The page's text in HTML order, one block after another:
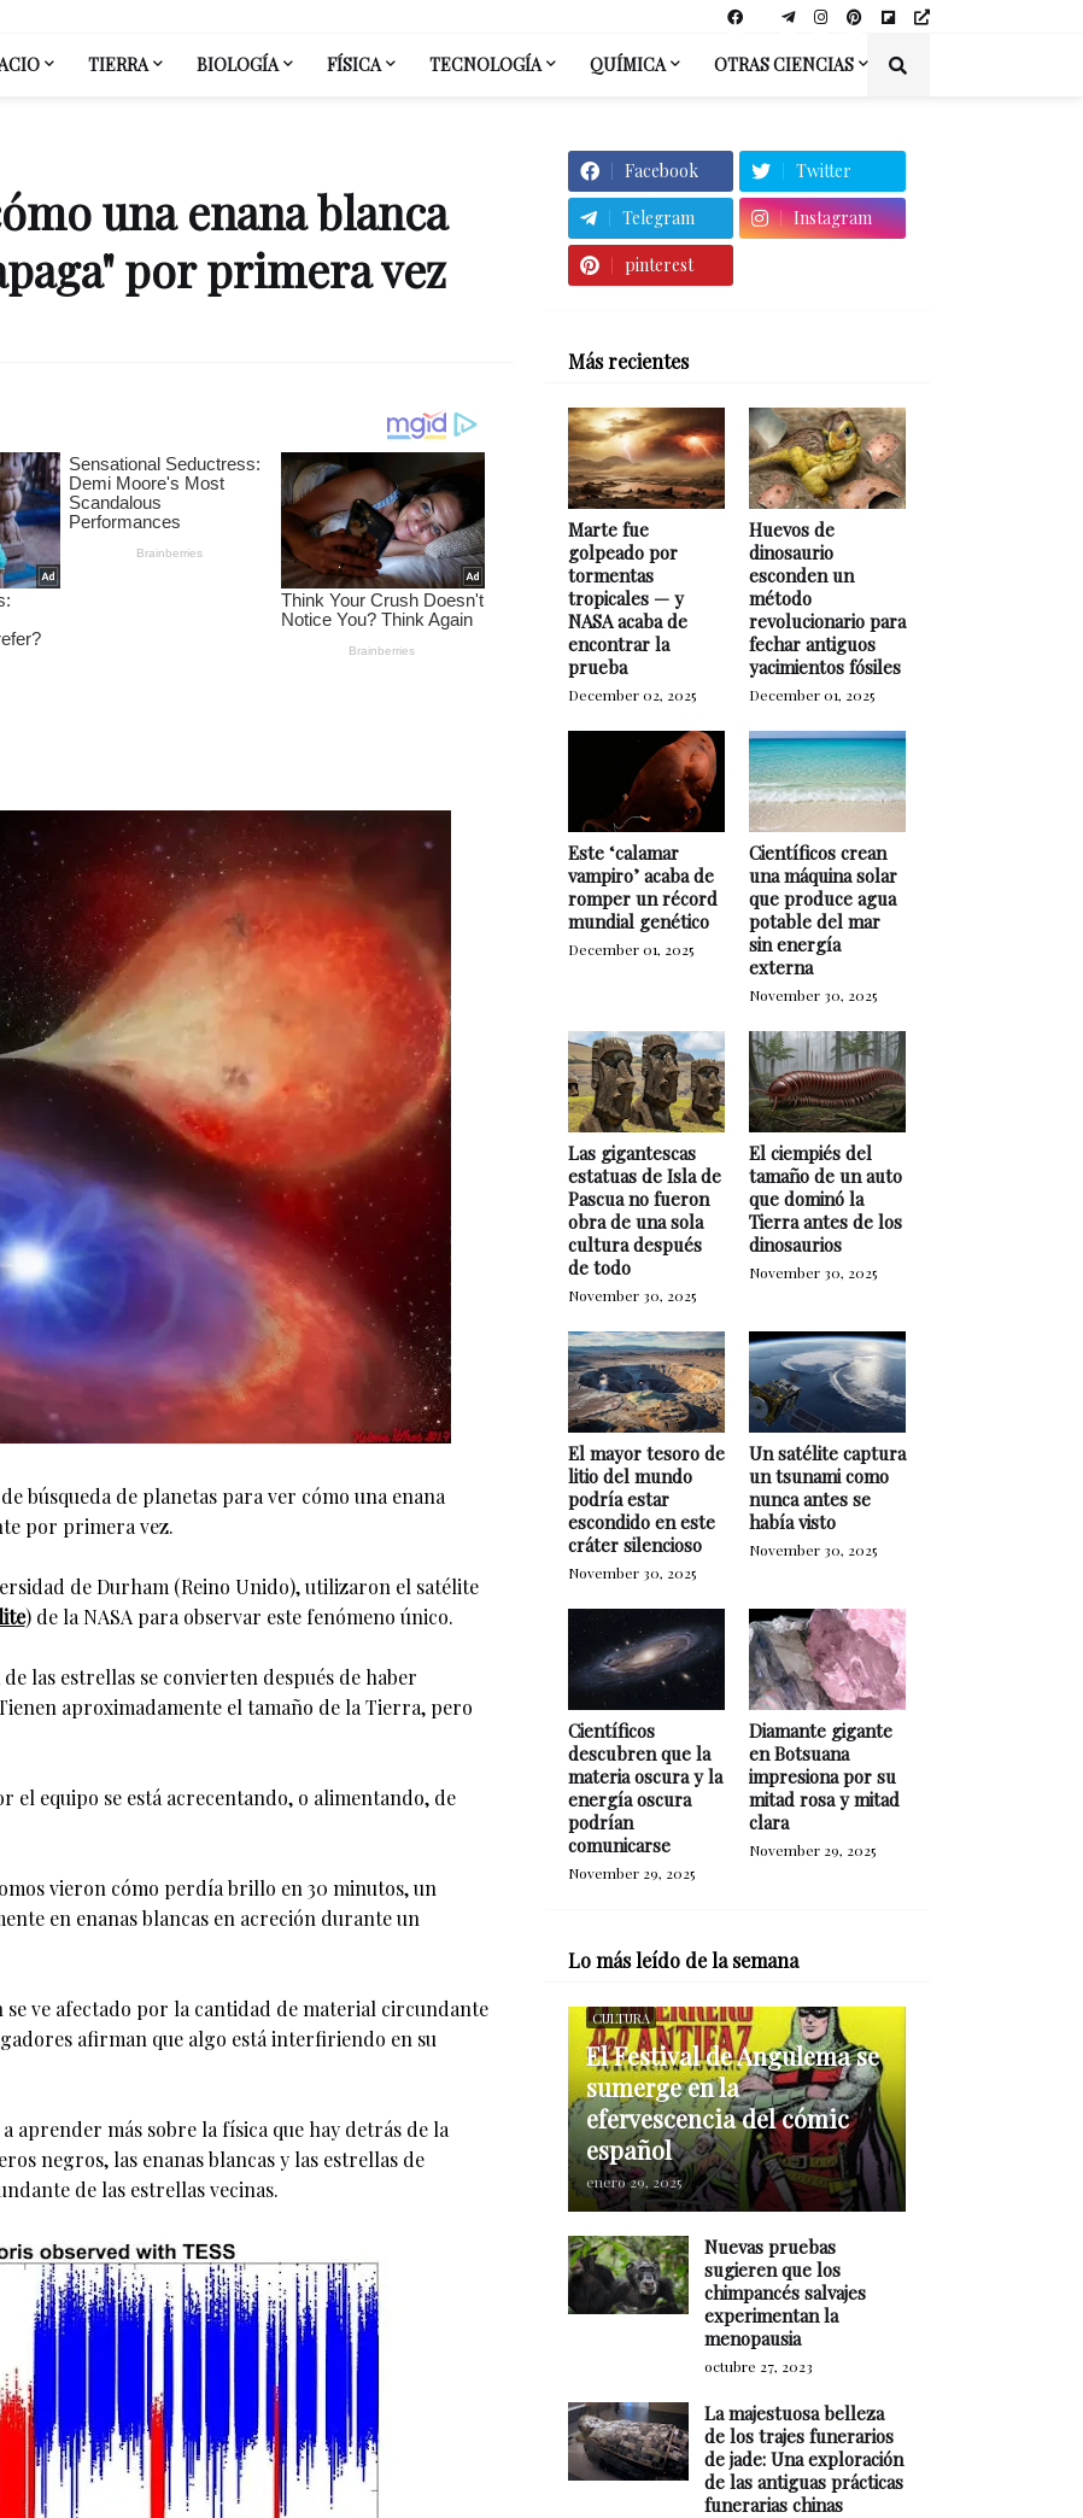
TIERRA BIOLOGÍA FÍSICA TECNOLOGÍA QUÍMICA OTRAS CIENCIAS
una enana blanca
por primera vez
búsqueda de planetas para ver cómo una enana
por primera vez.
de Durham (Reino Unido), utilizaron el satélite
) de la NASA para observar este fenómeno único.
las estrellas se convierten después de haber
aproximadamente el tamaño de la Tierra, pero
el equipo se está acrecentando, o alimentando, de
vieron cómo perdía brillo en 30 minutos, un
en enanas blancas en acreción durante un
ve afectado por la cantidad de material circundante
afirman que algo está interfiriendo en su
aprender más sobre la física que hay detrás de la
negros, las enanas blancas y las estrellas de
de las estrellas vecinas.
Facebook Twitter
Telegram Instagram
pinterest
Más recientes
Marte fue
golpeado por
tormentas
tropicales — y
NASA acaba de
encontrar la
prueba
December 02, 2025
Huevos de
dinosaurio
esconden un
método
revolucionario para
fechar antiguos
yacimientos fósiles
December 01, 2025
Este ‘calamar
vampiro’ acaba de
romper un récord
mundial genético
December 01, 2025
Científicos crean
una máquina solar
que produce agua
potable del mar
sin energía
externa
November 30, 2025
Las gigantescas
estatuas de Isla de
Pascua no fueron
obra de una sola
cultura después
de todo
November 30, 2025
El ciempiés del
tamaño de un auto
que dominó la
Tierra antes de los
dinosaurios
November 30, 2025
El mayor tesoro de
litio del mundo
podría estar
escondido en este
cráter silencioso
November 30, 2025
Un satélite captura
un tsunami como
nunca antes se
había visto
November 30, 2025
Científicos
descubren que la
materia oscura y la
energía oscura
podrían
comunicarse
November 29, 2025
Diamante gigante
en Botsuana
impresiona por su
mitad rosa y mitad
clara
November 29, 2025
Lo más leído de la semana
CULTURA
El Festival de Angulema se
sumerge en la
efervescencia del cómic
español
enero 29, 2025
Nuevas pruebas
sugieren que los
chimpancés salvajes
experimentan la
menopausia
octubre 27, 2023
La majestuosa belleza
de los trajes funerarios
de jade: Una exploración
de las antiguas prácticas
funerarias chinas